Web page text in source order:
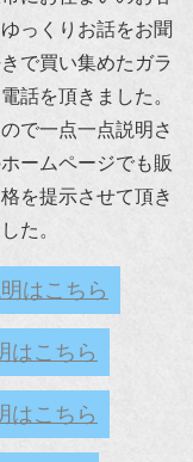
っくりお話をお聞
で買い集めたガラ
話を頂きました。
で一点一点説明さ
ームページでも販
を提示させて頂き
た。
はこちら
はこちら
はこちら